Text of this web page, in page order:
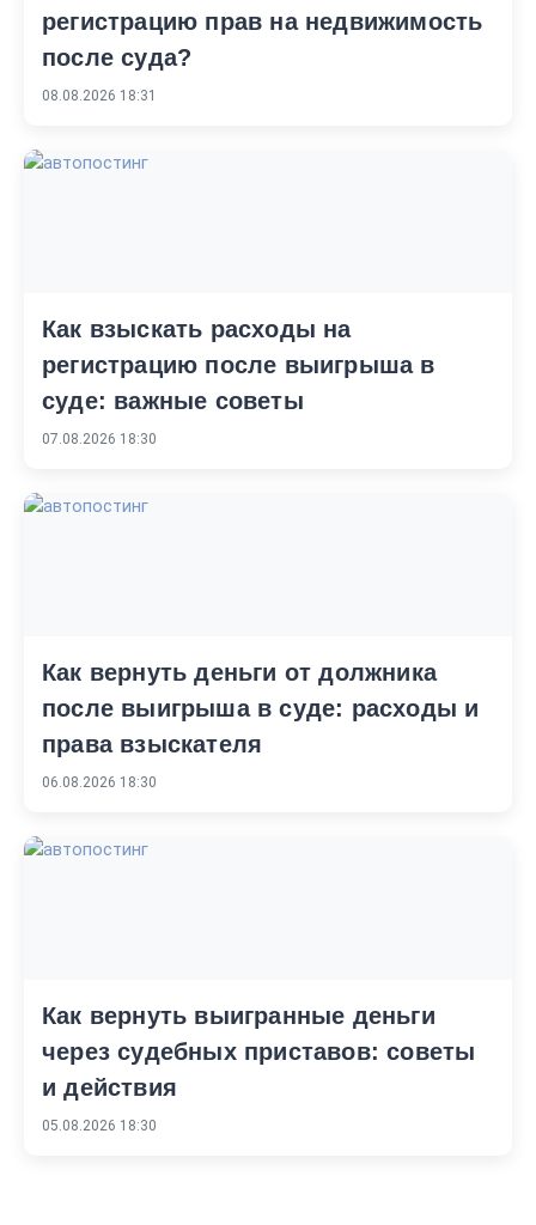
регистрацию прав на недвижимость
после суда?
08.08.2026 18:31
Как взыскать расходы на
регистрацию после выигрыша в
суде: важные советы
07.08.2026 18:30
Как вернуть деньги от должника
после выигрыша в суде: расходы и
права взыскателя
06.08.2026 18:30
Как вернуть выигранные деньги
через судебных приставов: советы
и действия
05.08.2026 18:30